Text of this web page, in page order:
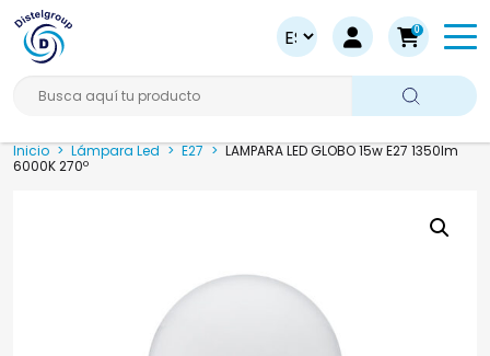
0
Busca aquí tu producto
Inicio > Lámpara Led > E27 > LAMPARA LED GLOBO 15w E27 1350lm
6000K 270º